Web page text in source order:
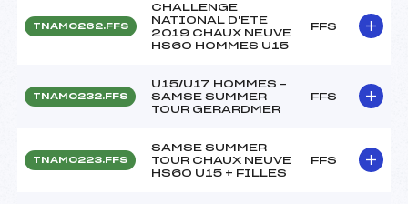
TNAM0262.FFS
CHALLENGE
NATIONAL D'ETE
2019 CHAUX NEUVE
HS60 HOMMES U15
FFS
TNAM0232.FFS
U15/U17 HOMMES –
SAMSE SUMMER
TOUR GERARDMER
FFS
TNAM0223.FFS
SAMSE SUMMER
TOUR CHAUX NEUVE
HS60 U15 + FILLES
FFS